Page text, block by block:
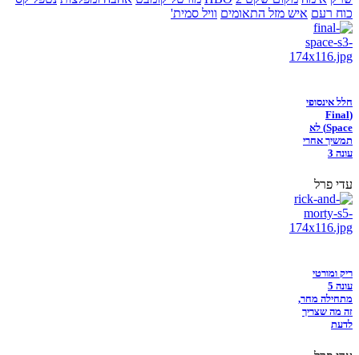
כוח רעם איש מזל התאומים וויל סמית'
חלל אינסופי
(Final
Space) לא
תמשיך אחרי
עונה 3
עדי פרל
ריק ומורטי
עונה 5
מתחילה מחר,
זה מה שצריך
לדעת